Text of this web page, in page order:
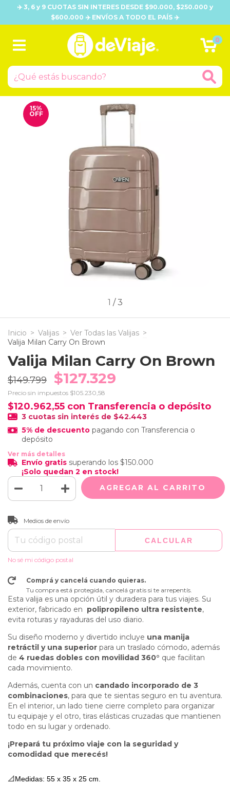
✈️ 3, 6 y 9 CUOTAS SIN INTERES DESDE $90.000, $250.000 y
$600.000 ✈️ ENVÍOS A TODO EL PAÍS ✈️
0
15%
OFF
1 /3
Inicio > Valijas > Ver Todas las Valijas >
Valija Milan Carry On Brown
Valija Milan Carry On Brown
$149.799 $127.329
Precio sin impuestos $105.230,58
$120.962,55 con Transferencia o depósito
3 cuotas sin interés de $42.443
5% de descuentopagando con Transferencia o
depósito
Ver más detalles
Envío gratis superando los $150.000
¡Solo quedan 2 en stock!
Entregas para el CP:
Medios de envío
CALCULAR
No sé mi código postal
Comprá y cancelá cuando quieras.
Tu compra está protegida, cancelá gratis si te arrepentís.
Esta valija es una opción útil y duradera para tus viajes. Su
exterior, fabricado en polipropileno ultra resistente,
evita roturas y rayaduras del uso diario.
Su diseño moderno y divertido incluye una manija
retráctil y una superior para un traslado cómodo, además
de 4 ruedas dobles con movilidad 360° que facilitan
cada movimiento.
Además, cuenta con un candado incorporado de 3
combinaciones, para que te sientas seguro en tu aventura.
En el interior, un lado tiene cierre completo para organizar
tu equipaje y el otro, tiras elásticas cruzadas que mantienen
todo en su lugar y ordenado.
¡Prepará tu próximo viaje con la seguridad y
comodidad que merecés!
📐Medidas: 55 x 35 x 25 cm.